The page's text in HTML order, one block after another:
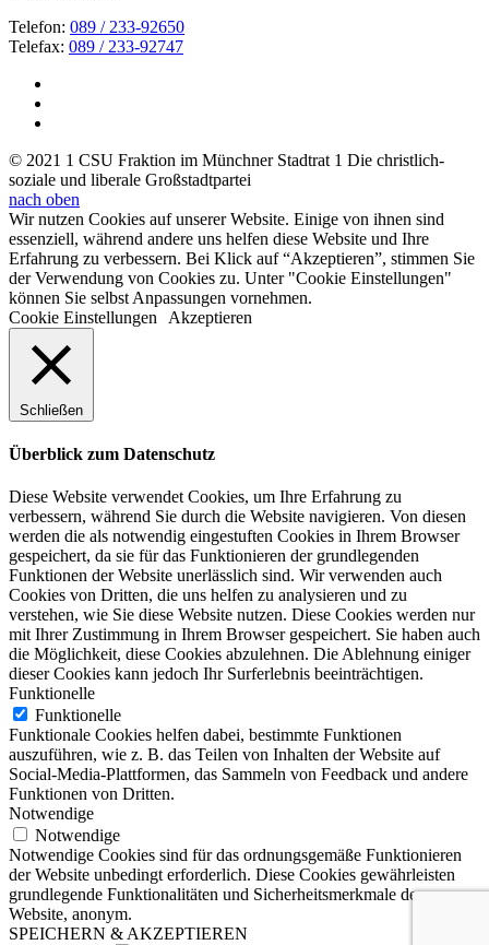
Telefon: 089 / 233-92650
Telefax: 089 / 233-92747
© 2021 1 CSU Fraktion im Münchner Stadtrat 1 Die christlich-
soziale und liberale Großstadtpartei
nach oben
Wir nutzen Cookies auf unserer Website. Einige von ihnen sind
essenziell, während andere uns helfen diese Website und Ihre
Erfahrung zu verbessern. Bei Klick auf “Akzeptieren”, stimmen Sie
der Verwendung von Cookies zu. Unter "Cookie Einstellungen"
können Sie selbst Anpassungen vornehmen.
Cookie Einstellungen
Akzeptieren
Schließen
Überblick zum Datenschutz
Diese Website verwendet Cookies, um Ihre Erfahrung zu
verbessern, während Sie durch die Website navigieren. Von diesen
werden die als notwendig eingestuften Cookies in Ihrem Browser
gespeichert, da sie für das Funktionieren der grundlegenden
Funktionen der Website unerlässlich sind. Wir verwenden auch
Cookies von Dritten, die uns helfen zu analysieren und zu
verstehen, wie Sie diese Website nutzen. Diese Cookies werden nur
mit Ihrer Zustimmung in Ihrem Browser gespeichert. Sie haben auch
die Möglichkeit, diese Cookies abzulehnen. Die Ablehnung einiger
dieser Cookies kann jedoch Ihr Surferlebnis beeinträchtigen.
Funktionelle
Funktionelle
Funktionale Cookies helfen dabei, bestimmte Funktionen
auszuführen, wie z. B. das Teilen von Inhalten der Website auf
Social-Media-Plattformen, das Sammeln von Feedback und andere
Funktionen von Dritten.
Notwendige
Notwendige
Notwendige Cookies sind für das ordnungsgemäße Funktionieren
der Website unbedingt erforderlich. Diese Cookies gewährleisten
grundlegende Funktionalitäten und Sicherheitsmerkmale der
Website, anonym.
SPEICHERN & AKZEPTIEREN